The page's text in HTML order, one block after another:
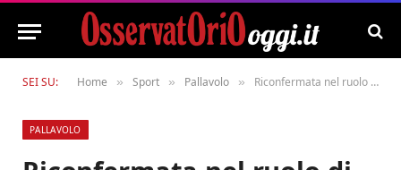
SEI SU: Home » Sport » Pallavolo » Riconfermata nel ruolo di libero Federica Vittorio
PALLAVOLO